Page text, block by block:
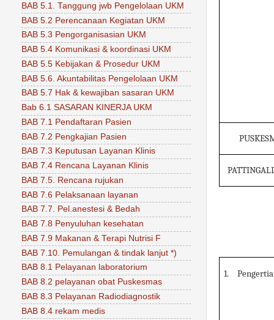
1.
BAB 5.1. Tanggung jwb Pengelolaan UKM
BAB 5.2 Perencanaan Kegiatan UKM
BAB 5.3 Pengorganisasian UKM
BAB 5.4 Komunikasi & koordinasi UKM
BAB 5.5 Kebijakan & Prosedur UKM
BAB 5.6. Akuntabilitas Pengelolaan UKM
BAB 5.7 Hak & kewajiban sasaran UKM
Bab 6.1 SASARAN KINERJA UKM
BAB 7.1 Pendaftaran Pasien
BAB 7.2 Pengkajian Pasien
BAB 7.3 Keputusan Layanan Klinis
BAB 7.4 Rencana Layanan Klinis
BAB 7.5. Rencana rujukan
BAB 7.6 Pelaksanaan layanan
BAB 7.7. Pel.anestesi & Bedah
BAB 7.8 Penyuluhan kesehatan
BAB 7.9 Makanan & Terapi Nutrisi F
BAB 7.10. Pemulangan & tindak lanjut *)
BAB 8.1 Pelayanan laboratorium
BAB 8.2 pelayanan obat Puskesmas
BAB 8.3 Pelayanan Radiodiagnostik
BAB 8.4 rekam medis